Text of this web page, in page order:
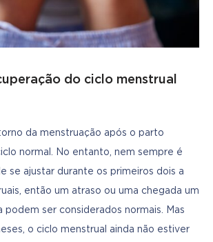
do ciclo menstrual
da menstruação após o parto
normal. No entanto, nem sempre é
se ajustar durante os primeiros dois a
então um atraso ou uma chegada um
podem ser considerados normais. Mas
o ciclo menstrual ainda não estiver